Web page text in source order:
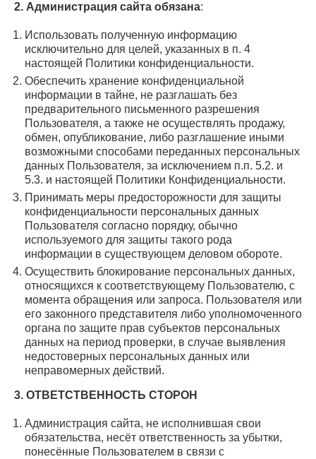
2. Администрация сайта обязана:
Использовать полученную информацию
исключительно для целей, указанных в п. 4
настоящей Политики конфиденциальности.
Обеспечить хранение конфиденциальной
информации в тайне, не разглашать без
предварительного письменного разрешения
Пользователя, а также не осуществлять продажу,
обмен, опубликование, либо разглашение иными
возможными способами переданных персональных
данных Пользователя, за исключением п.п. 5.2. и
5.3. и настоящей Политики Конфиденциальности.
Принимать меры предосторожности для защиты
конфиденциальности персональных данных
Пользователя согласно порядку, обычно
используемого для защиты такого рода
информации в существующем деловом обороте.
Осуществить блокирование персональных данных,
относящихся к соответствующему Пользователю, с
момента обращения или запроса. Пользователя или
его законного представителя либо уполномоченного
органа по защите прав субъектов персональных
данных на период проверки, в случае выявления
недостоверных персональных данных или
неправомерных действий.
3. ОТВЕТСТВЕННОСТЬ СТОРОН
Администрация сайта, не исполнившая свои
обязательства, несёт ответственность за убытки,
понесённые Пользователем в связи с